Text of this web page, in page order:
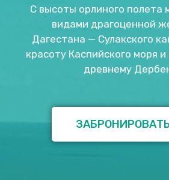
С высоты орлиного полета
видами драгоценной
Дагестана — Сулакского
красоту Каспийского моря и
древнему